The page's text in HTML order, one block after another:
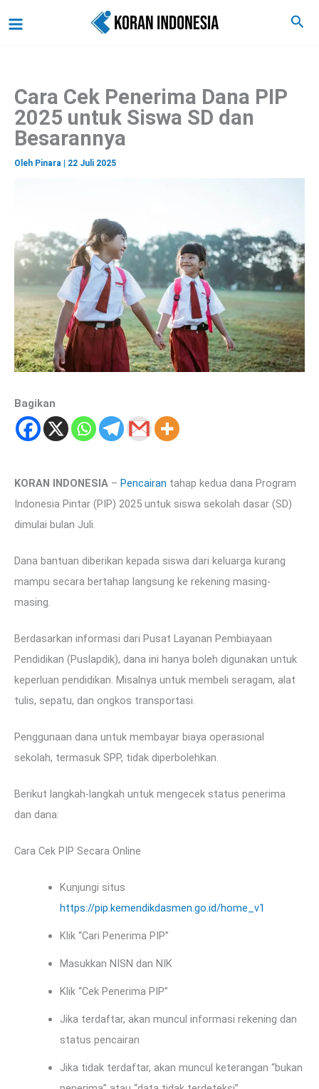
ke
Cari
Cara Cek Penerima Dana PIP
2025 untuk Siswa SD dan
Besarannya
Oleh Pinara 22 Juli 2025
Bagikan
KORAN INDONESIA – Pencairan tahap kedua dana Program
Indonesia Pintar (PIP) 2025 untuk siswa sekolah dasar (SD)
dimulai bulan Juli.
Dana bantuan diberikan kepada siswa dari keluarga kurang
mampu secara bertahap langsung ke rekening masing-
masing.
Berdasarkan informasi dari Pusat Layanan Pembiayaan
Pendidikan (Puslapdik), dana ini hanya boleh digunakan untuk
keperluan pendidikan. Misalnya untuk membeli seragam, alat
tulis, sepatu, dan ongkos transportasi.
Penggunaan dana untuk membayar biaya operasional
sekolah, termasuk SPP, tidak diperbolehkan.
Berikut langkah-langkah untuk mengecek status penerima
dan dana:
Cara Cek PIP Secara Online
Kunjungi situs
https://pip.kemendikdasmen.go.id/home_v1
Klik “Cari Penerima PIP”
Masukkan NISN dan NIK
Klik “Cek Penerima PIP”
Jika terdaftar, akan muncul informasi rekening dan
status pencairan
Jika tidak terdaftar, akan muncul keterangan “bukan
a